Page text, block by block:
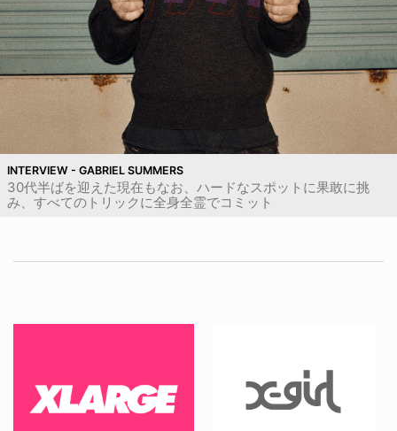
INTERVIEW - GABRIEL SUMMERS
30代半ばを迎えた現在もなお、ハードなスポットに果敢に挑
み、すべてのトリックに全身全霊でコミット